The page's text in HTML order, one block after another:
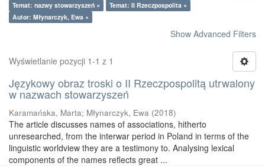
Temat: nazwy stowarzyszeń ×
Temat: II Rzeczpospolita ×
Autor: Młynarczyk, Ewa ×
Show Advanced Filters
Wyświetlanie pozycji 1-1 z 1
Językowy obraz troski o II Rzeczpospolitą utrwalony
w nazwach stowarzyszeń
Karamańska, Marta; Młynarczyk, Ewa (2018)
The article discusses names of associations, hitherto
unresearched, from the interwar period in Poland in terms of the
linguistic worldview they are a testimony to. Analysing lexical
components of the names reflects great ...